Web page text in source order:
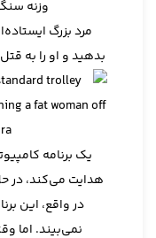
وزنه
مرد بزرگ
بدهید و او را به
یک برنامه
هدایت می‌کند، در
در واقع، این
نمی‌بیند. اما